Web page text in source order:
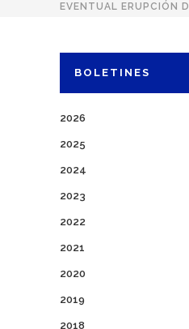
EVENTUAL ERUPCIÓN
BOLETINES
2026
2025
2024
2023
2022
2021
2020
2019
2018